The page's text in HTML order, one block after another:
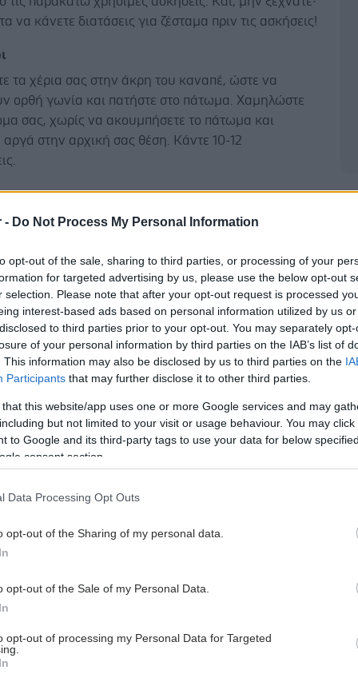
- Do Not Process My Personal Information
opt-out of the sale, sharing to third parties, or processing of your
for targeted advertising by us, please use the below opt-out
selection. Please note that after your opt-out request is processed
interest-based ads based on personal information utilized by us
to third parties prior to your opt-out. You may separately
of your personal information by third parties on the IAB’s list of
This information may also be disclosed by us to third parties on the
Participants that may further disclose it to other third parties.
that this website/app uses one or more Google services and may
but not limited to your visit or usage behaviour. You may
to Google and its third-party tags to use your data for below
consent section.
Data Processing Opt Outs
opt-out of the Sharing of my personal data.
opt-out of the Sale of my Personal Data.
opt-out of processing my Personal Data for Targeted
να κάνετε διατάσεις για ζέσταμα πριν τις ασκήσεις!
τα χέρια σας στην άκρη του καναπέ, ώστε να
ορθή γωνία και πατήστε στο πάτωμα. Χαμηλώστε
σας, χωρίς να ακουμπήσετε το πάτωμα και
αργά στην αρχική σας θέση. Κάντε 10-12
σας είναι αρκετά σκληρός για να μην βουλιάζετε,
Αν, πάλι, θέλετε να αυξήσετε την δυσκολία, καθίστε
κάθετα στον καναπέ, ώστε ο κορμός σας να
παράλληλα με το πάτωμα. Ακουμπήστε τα χέρια στο
κάντε ένα σετ κάμψεις έτσι.
ροκανίσματα μπορούν να γίνουν πάνω στον καναπέ,
μαξιλάρι για στήριξη στην μέση ξανά, αν ο καναπές
καναπέ με την πλάτη σας ευθεία. Τεντώστε στα
τα εμπρός. Σηκώστε το αριστερό, και επιστρέψτε
να εναλλάσσετε για 40 επαναλήψεις.
όρθιοι, με την πλάτη σας σχεδόν κολλητά στον
ένα βαθύ κάθισμα, ώστε να κάθεστε σχεδόν στον